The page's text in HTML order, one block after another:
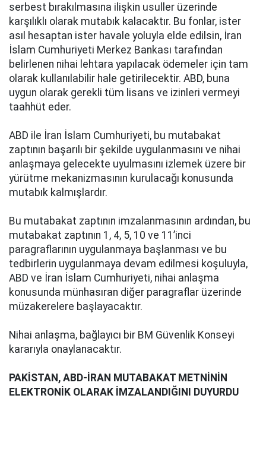
serbest bırakılmasına ilişkin usuller üzerinde
karşılıklı olarak mutabık kalacaktır. Bu fonlar, ister
asıl hesaptan ister havale yoluyla elde edilsin, İran
İslam Cumhuriyeti Merkez Bankası tarafından
belirlenen nihai lehtara yapılacak ödemeler için tam
olarak kullanılabilir hale getirilecektir. ABD, buna
uygun olarak gerekli tüm lisans ve izinleri vermeyi
taahhüt eder.
ABD ile İran İslam Cumhuriyeti, bu mutabakat
zaptının başarılı bir şekilde uygulanmasını ve nihai
anlaşmaya gelecekte uyulmasını izlemek üzere bir
yürütme mekanizmasının kurulacağı konusunda
mutabık kalmışlardır.
Bu mutabakat zaptının imzalanmasının ardından, bu
mutabakat zaptının 1, 4, 5, 10 ve 11’inci
paragraflarının uygulanmaya başlanması ve bu
tedbirlerin uygulanmaya devam edilmesi koşuluyla,
ABD ve İran İslam Cumhuriyeti, nihai anlaşma
konusunda münhasıran diğer paragraflar üzerinde
müzakerelere başlayacaktır.
Nihai anlaşma, bağlayıcı bir BM Güvenlik Konseyi
kararıyla onaylanacaktır.
PAKİSTAN, ABD-İRAN MUTABAKAT METNİNİN
ELEKTRONİK OLARAK İMZALANDIĞINI DUYURDU